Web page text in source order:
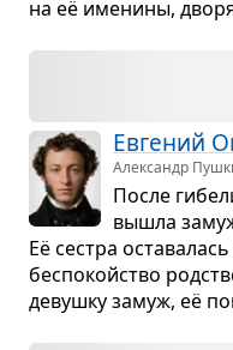
на её име­нины,
Евге­ний
Александр
После
вышла
Её сестра
бес­по­койство
девушку замуж, её